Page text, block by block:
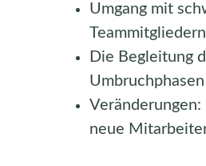
Umgang mit
Teammitgliedern
Die Begleitung
Umbruchphasen
neue